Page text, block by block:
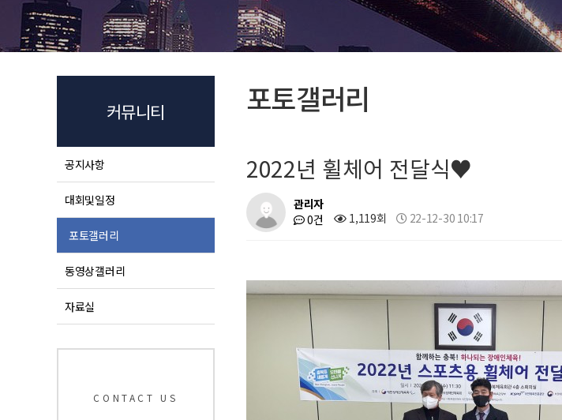
관련규정
오시는길
커뮤니티
공지사항
대회및일정
포토갤러리
동영상갤러리
자료실
CONTACT US
포토갤러리
2022년 휠체어 전달식♥
관리자
0건
1,119회 22-12-30 10:17